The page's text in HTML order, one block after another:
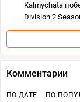
Kalmychata
Division 2
Комментарии
ПО ДАТЕ ПО